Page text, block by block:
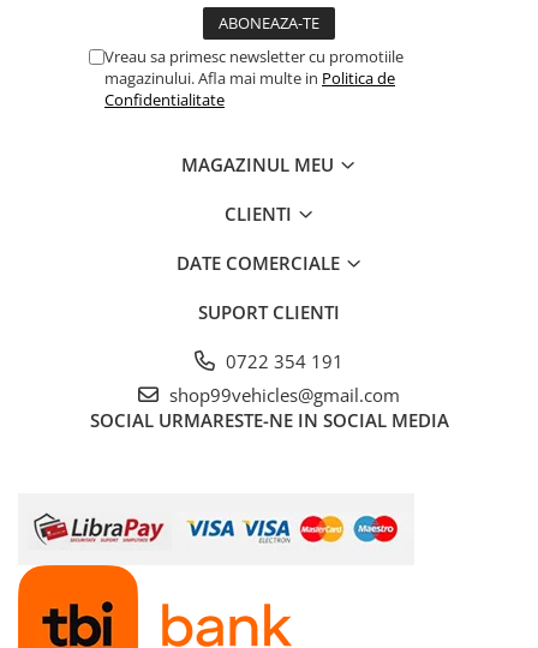
Vreau sa primesc newsletter cu promotiile
magazinului. Afla mai multe in Politica de
Confidentialitate
MAGAZINUL MEU
CLIENTI
DATE COMERCIALE
SUPORT CLIENTI
0722 354 191
shop99vehicles@gmail.com
SOCIAL URMARESTE-NE IN SOCIAL MEDIA